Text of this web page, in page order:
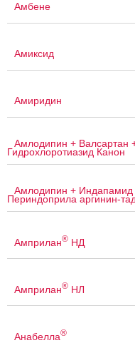
Амбене
Амиксид
Амиридин
Амлодипин + Валсартан
Гидрохлоротиазид Канон
Амлодипин + Индапамид
Периндоприла аргинин-
Амприлан® НД
Амприлан® НЛ
Анабелла®